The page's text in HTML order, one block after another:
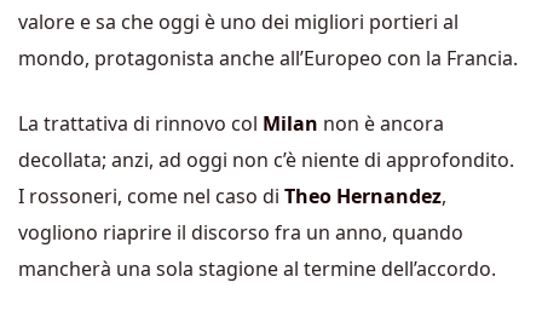
valore e sa che oggi è uno dei migliori portieri al
mondo, protagonista anche all’Europeo con la Francia.
La trattativa di rinnovo col Milan non è ancora
decollata; anzi, ad oggi non c’è niente di approfondito.
I rossoneri, come nel caso di Theo Hernandez,
vogliono riaprire il discorso fra un anno, quando
mancherà una sola stagione al termine dell’accordo.